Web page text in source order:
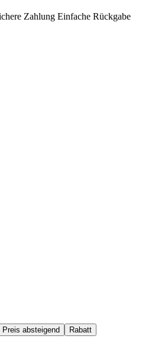
Zahlung Einfache Rückgabe
Preis absteigend Rabatt